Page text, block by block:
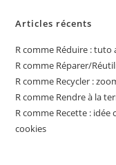
Articles récents
R comme Réduire : tuto
R comme Réparer/
R comme Recycler :
R comme Rendre à la
R comme Recette : idée
cookies